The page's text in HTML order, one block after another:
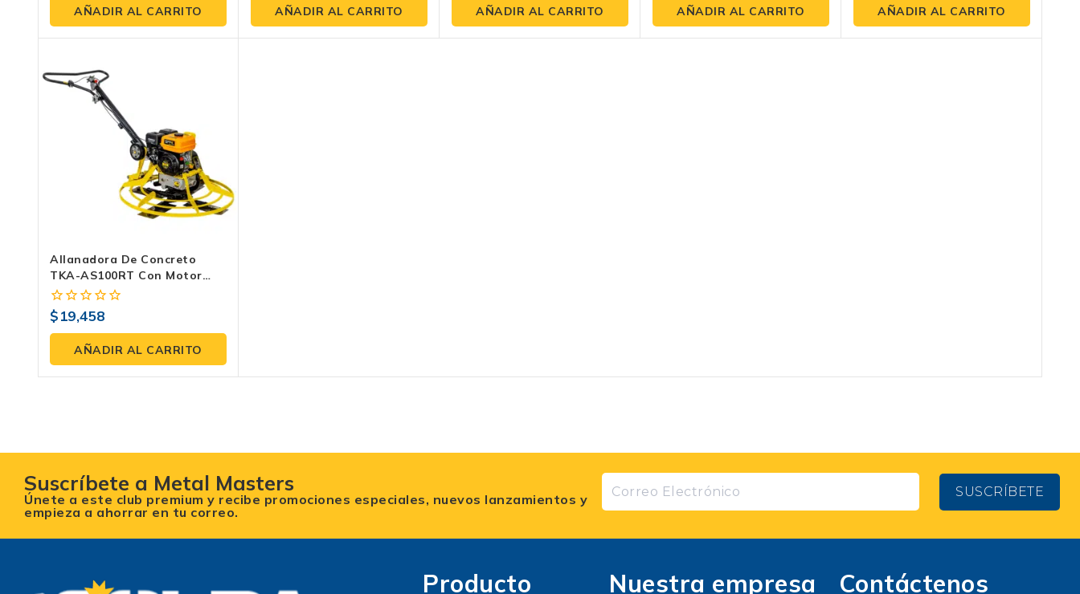
5
AÑADIR AL CARRITO
5
AÑADIR AL CARRITO
5
AÑADIR AL CARRITO
5
AÑADIR AL CARRITO
5
AÑADIR AL CARRITO
Allanadora De Concreto
TKA-AS100RT Con Motor
RATO 7 HP Y Llanas
Transportadoras – Acabado
Profesional Y Resistente
0
fuera
5
$19,458
AÑADIR AL CARRITO
Suscríbete a Metal Masters
Únete a este club premium y recibe promociones especiales, nuevos lanzamientos y
empieza a ahorrar en tu correo.
SUSCRÍBETE
Producto Nuestra empresa Contáctenos